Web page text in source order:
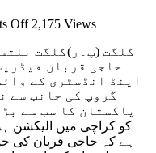
Offon
بلتستان
کے
معروف
کاروباری
شخصیت
حاجی
قربان
2,175 Views
گلگت (پ۔ر)گلگت
حاجی قربان
اینڈ انڈسٹری کے
گروپ کی جانب سے
کو کراچی میں الیکشن
ہے کہ حاجی قربان